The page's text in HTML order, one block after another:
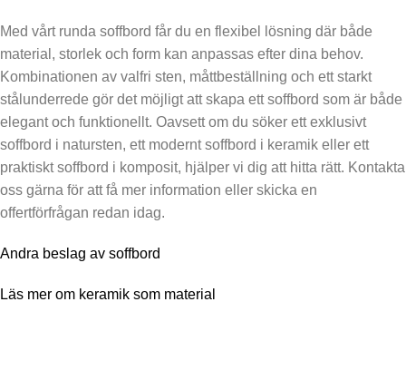
Med vårt runda soffbord får du en flexibel lösning där både
material, storlek och form kan anpassas efter dina behov.
Kombinationen av valfri sten, måttbeställning och ett starkt
stålunderrede gör det möjligt att skapa ett soffbord som är både
elegant och funktionellt. Oavsett om du söker ett exklusivt
soffbord i natursten, ett modernt soffbord i keramik eller ett
praktiskt soffbord i komposit, hjälper vi dig att hitta rätt. Kontakta
oss gärna för att få mer information eller skicka en
offertförfrågan redan idag.
Andra beslag av soffbord
Läs mer om keramik som material